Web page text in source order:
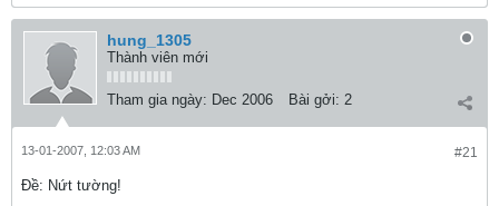
hung_1305
Thành viên mới
Tham gia ngày: Dec 2006 Bài gởi: 2
#21
13-01-2007, 12:03 AM
Ðề: Nứt tường!